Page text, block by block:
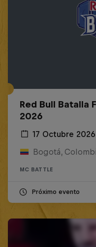
Red Bull Batalla
2026
17 Octubre 2026
Bogotá,
MC BATTLE
Próximo evento